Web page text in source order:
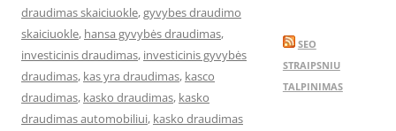
draudimas skaiciuokle,gyvybes draudimo
skaiciuokle, hansa gyvybės draudimas,
investicinis draudimas, investicinis gyvybės
draudimas, kas yra draudimas, kasco
draudimas, kasko draudimas, kasko
draudimas automobiliui, kasko draudimas
SEO
STRAIPSNIU
TALPINIMAS